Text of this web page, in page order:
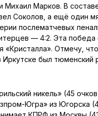
Михаил Марков. В
Соколов, а ещё один
послематчевых
— 4:2. Эта победа
Отмечу,
Иркутске был тюменский
никель» (45
Югра» из Югорска